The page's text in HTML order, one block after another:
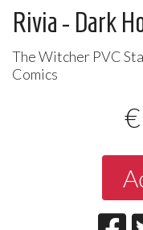
Rivia - Dark
The Witcher PVC
Comics
€